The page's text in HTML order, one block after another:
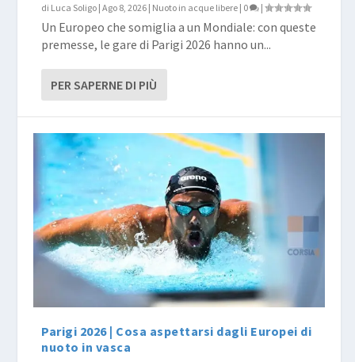
di Luca Soligo |Ago 8, 2026 | Nuoto in acque libere | 0 |
Un Europeo che somiglia a un Mondiale: con queste
premesse, le gare di Parigi 2026 hanno un...
PER SAPERNE DI PIÙ
Parigi 2026 | Cosa aspettarsi dagli Europei di
nuoto in vasca